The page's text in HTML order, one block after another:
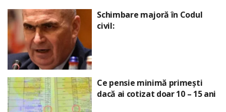
Schimbare majoră în Codul
civil:
Ce pensie minimă primești
dacă ai cotizat doar 10 – 15 ani